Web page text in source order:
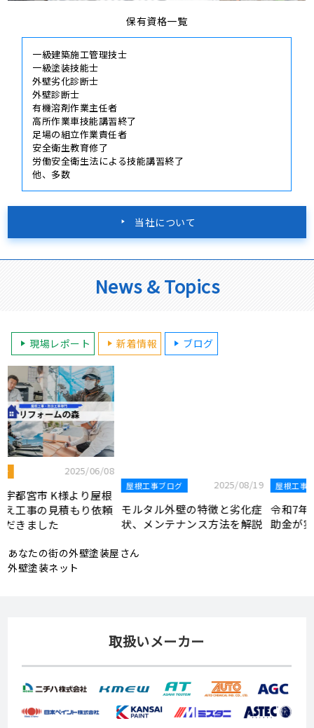
保有資格一覧
一級建築施工管理技士
一級塗装技能士
外壁劣化診断士
外壁診断士
有機溶剤作業主任者
高所作業車技能講習終了
足場の組立作業責任者
安全衛生教育修了
労働安全衛生法による技能講習終了
他、多数
当社について
News & Topics
現場レポート 新着情報 ブログ
屋根工事ブログ 2025/08/19
モルタル外壁の特徴と劣化症
状、メンテナンス方法を解説
屋根工事ブログ 2025/07/22
令和7年度 結婚新生活支援補
助金が実施されます！
あなたの街の外壁塗装屋さん
外壁塗装ネット
取扱いメーカー